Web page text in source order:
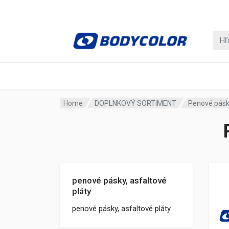
Home DOPLNKOVÝ SORTIMENT Penové
penové pásky, asfaltové
pláty
penové pásky, asfaltové pláty